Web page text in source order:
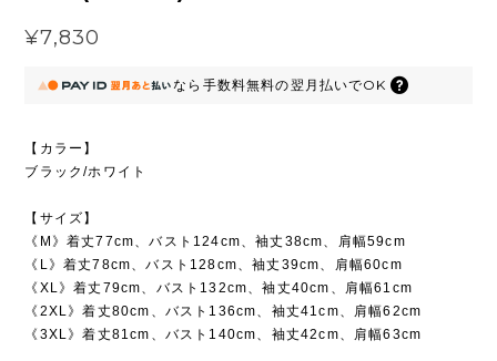
¥7,830
なら 手数料無料の翌月払いでOK
【カラー】
ブラック/ホワイト
【サイズ】
《M》着丈77cm、バスト124cm、袖丈38cm、肩幅59cm
《L》着丈78cm、バスト128cm、袖丈39cm、肩幅60cm
《XL》着丈79cm、バスト132cm、袖丈40cm、肩幅61cm
《2XL》着丈80cm、バスト136cm、袖丈41cm、肩幅62cm
《3XL》着丈81cm、バスト140cm、袖丈42cm、肩幅63cm